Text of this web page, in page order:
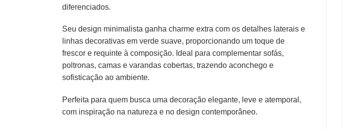
diferenciados.
Seu design minimalista ganha charme extra com os detalhes laterais e
linhas decorativas em verde suave, proporcionando um toque de
frescor e requinte à composição. Ideal para complementar sofás,
poltronas, camas e varandas cobertas, trazendo aconchego e
sofisticação ao ambiente.
Perfeita para quem busca uma decoração elegante, leve e atemporal,
com inspiração na natureza e no design contemporâneo.